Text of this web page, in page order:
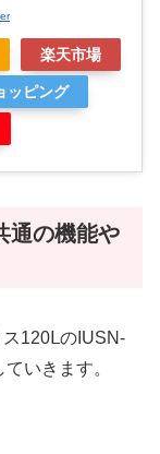
楽天市場
ッピング
通の機能や
120ⅬのIUSN-
いきます。